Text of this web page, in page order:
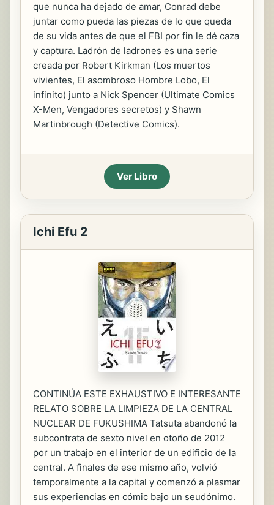
que nunca ha dejado de amar, Conrad debe
juntar como pueda las piezas de lo que queda
de su vida antes de que el FBI por fin le dé caza
y captura. Ladrón de ladrones es una serie
creada por Robert Kirkman (Los muertos
vivientes, El asombroso Hombre Lobo, El
infinito) junto a Nick Spencer (Ultimate Comics
X-Men, Vengadores secretos) y Shawn
Martinbrough (Detective Comics).
Ver Libro
Ichi Efu 2
CONTINÚA ESTE EXHAUSTIVO E INTERESANTE
RELATO SOBRE LA LIMPIEZA DE LA CENTRAL
NUCLEAR DE FUKUSHIMA Tatsuta abandonó la
subcontrata de sexto nivel en otoño de 2012
por un trabajo en el interior de un edificio de la
central. A finales de ese mismo año, volvió
temporalmente a la capital y comenzó a plasmar
sus experiencias en cómic bajo un seudónimo.